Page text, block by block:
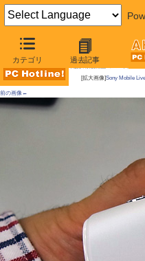
カテゴリ 過去記事
AKIBA PC
[拡大画像]Sony Mobile
前の画像←